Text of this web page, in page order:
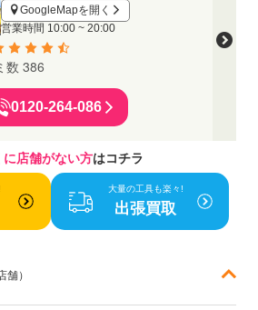
GoogleMapを開く
営業時間 10:00 ~ 20:00
数 386
0120-264-086
に店舗がない方はコチラ
大量の工具も楽々!
出張買取
舗）